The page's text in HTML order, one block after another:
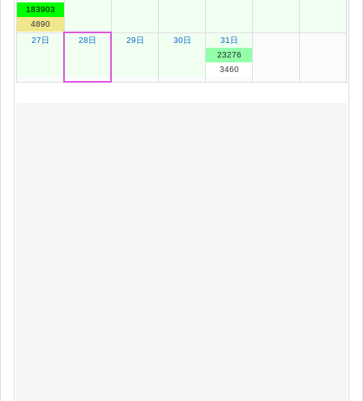
183903
4890
27日 28日 29日 30日
31日
23276
3460